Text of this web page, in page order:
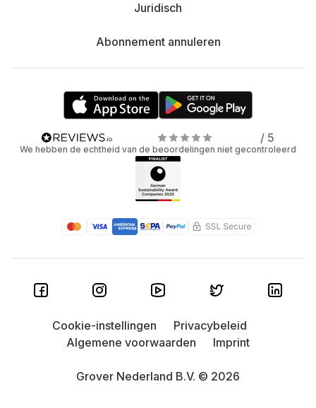
Juridisch
Abonnement annuleren
/ 5
We hebben de echtheid van de beoordelingen niet gecontroleerd
Grover Nederland B.V. © 2026
Cookie-instellingen
Privacybeleid
Algemene voorwaarden
Imprint